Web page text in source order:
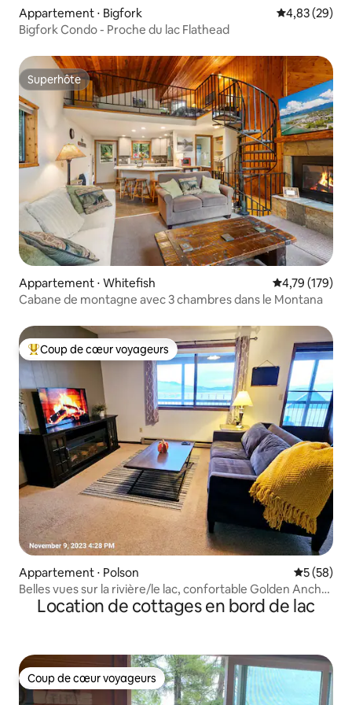
Appartement ⋅ Bigfork Évaluation
4,83 (29)
Bigfork Condo - Proche du lac Flathead
Superhôte
Superhôte
Appartement ⋅ Whitefish Évaluation
4,79 (179)
Cabane de montagne avec 3 chambres dans le Montana
Coups de cœur voyageurs les plus appréciés
Coup de cœur voyageurs
Appartement ⋅ Polson
5 (58)
Belles vues sur la rivière/le lac, confortable Golden Anchor
Location de cottages en bord de lac
Coup de cœur voyageurs
Coup de cœur voyageurs